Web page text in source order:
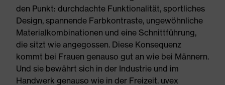
den Punkt: durchdachte Funktionalität, sportliches
Design, spannende Farbkontraste, ungewöhnliche
Materialkombinationen und eine Schnittführung,
die sitzt wie angegossen. Diese Konsequenz
kommt bei Frauen genauso gut an wie bei Männern.
Und sie bewährt sich in der Industrie und im
Handwerk genauso wie in der Freizeit. uvex